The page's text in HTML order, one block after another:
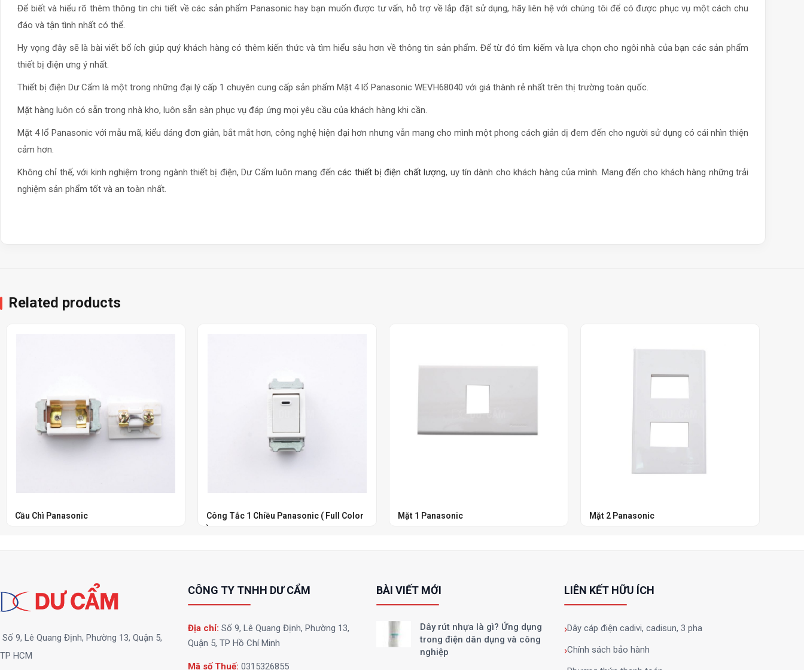
Để biết và hiểu rõ thêm thông tin chi tiết về các sản phẩm Panasonic hay bạn muốn được tư vấn, hỗ trợ về lắp đặt sử dụng, hãy liên hệ với chúng tôi để có được phục vụ một cách chu
đáo và tận tình nhất có thể.
Hy vọng đây sẽ là bài viết bổ ích giúp quý khách hàng có thêm kiến thức và tìm hiểu sâu hơn về thông tin sản phẩm. Để từ đó tìm kiếm và lựa chọn cho ngôi nhà của bạn các sản phẩm
thiết bị điện ưng ý nhất.
Thiết bị điện Dư Cẩm là một trong những đại lý cấp 1 chuyên cung cấp sản phẩm Mặt 4 lổ Panasonic WEVH68040 với giá thành rẻ nhất trên thị trường toàn quốc.
Mặt hàng luôn có sẵn trong nhà kho, luôn sẵn sàn phục vụ đáp ứng mọi yêu cầu của khách hàng khi cần.
Mặt 4 lổ Panasonic với mẫu mã, kiểu dáng đơn giản, bắt mắt hơn, công nghệ hiện đại hơn nhưng vẫn mang cho mình một phong cách giản dị đem đến cho người sử dụng có cái nhìn thiện
cảm hơn.
Không chỉ thế, với kinh nghiệm trong ngành thiết bị điện, Dư Cẩm luôn mang đếncác thiết bị điện chất lượng, uy tín dành cho khách hàng của mình. Mang đến cho khách hàng những trải
nghiệm sản phẩm tốt và an toàn nhất.
Related products
Cầu Chì Panasonic
Công Tắc 1 Chiều Panasonic ( Full Color
)
Mặt 1 Panasonic Mặt 2 Panasonic
Số 9, Lê Quang Định, Phường 13, Quận 5,
TP HCM
CÔNG TY TNHH DƯ CẨM
Địa chỉ:Số 9, Lê Quang Định, Phường 13,
Quận 5, TP Hồ Chí Minh
Mã số Thuế: 0315326855
BÀI VIẾT MỚI
Dây rút nhựa là gì? Ứng dụng
trong điện dân dụng và công
nghiệp
LIÊN KẾT HỮU ÍCH
Dây cáp điện cadivi, cadisun, 3 pha
Chính sách bảo hành